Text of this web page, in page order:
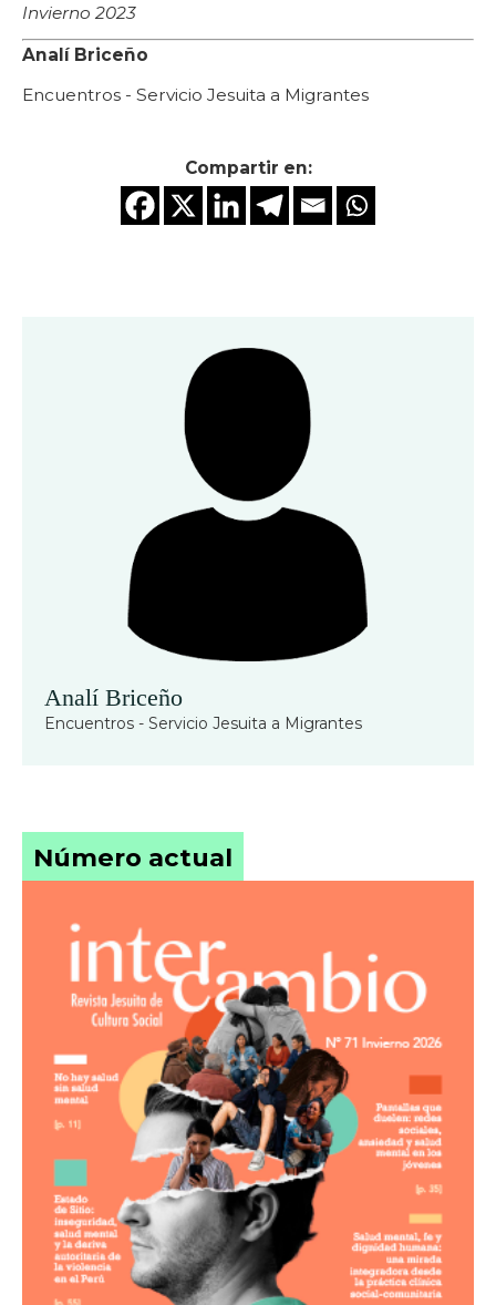
Invierno 2023
Analí Briceño
Encuentros - Servicio Jesuita a Migrantes
Compartir en:
Analí Briceño
Encuentros - Servicio Jesuita a Migrantes
Número actual